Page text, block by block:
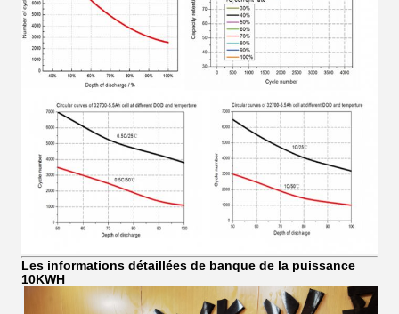
Les informations détaillées de banque de la puissance
10KWH